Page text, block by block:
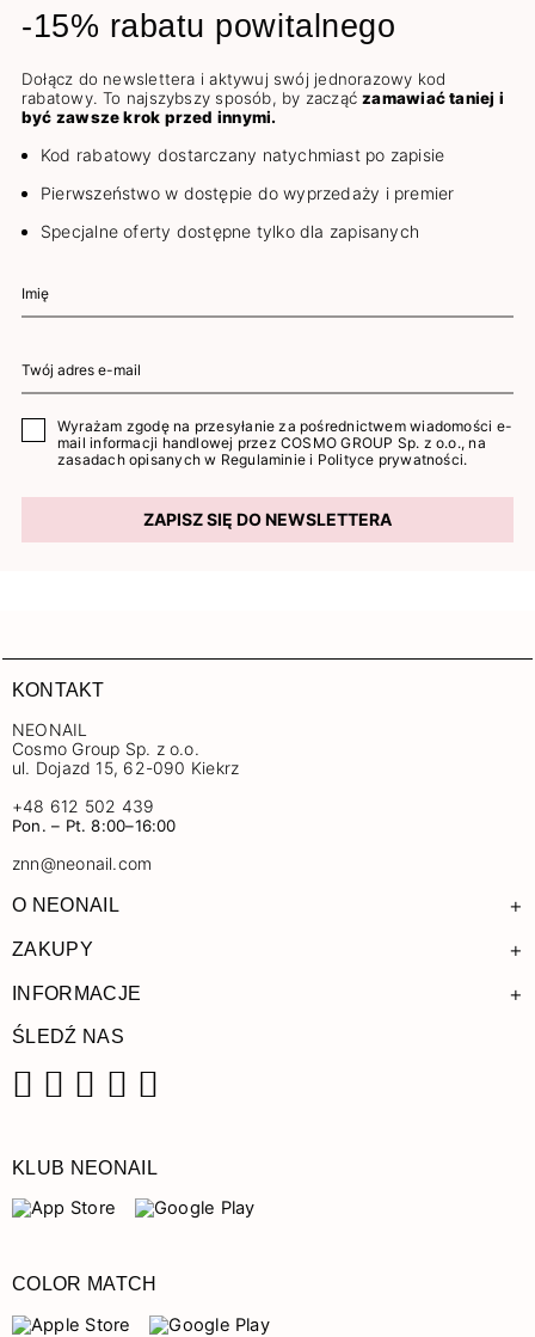
-15% rabatu powitalnego
Dołącz do newslettera i aktywuj swój jednorazowy kod
rabatowy. To najszybszy sposób, by zacząćzamawiać taniej i
być zawsze krok przed innymi.
Kod rabatowy dostarczany natychmiast po zapisie
Pierwszeństwo w dostępie do wyprzedaży i premier
Specjalne oferty dostępne tylko dla zapisanych
Wyrażam zgodę na przesyłanie za pośrednictwem wiadomości e-
mail informacji handlowej przez COSMO GROUP Sp. z o.o., na
zasadach opisanych w Regulaminie i Polityce prywatności.
ZAPISZ SIĘ DO NEWSLETTERA
KONTAKT
NEONAIL
Cosmo Group Sp. z o.o.
ul. Dojazd 15, 62-090 Kiekrz
+48 612 502 439
Pon. – Pt. 8:00–16:00
znn@neonail.com
O NEONAIL +
ZAKUPY +
INFORMACJE +
ŚLEDŹ NAS
KLUB NEONAIL
COLOR MATCH